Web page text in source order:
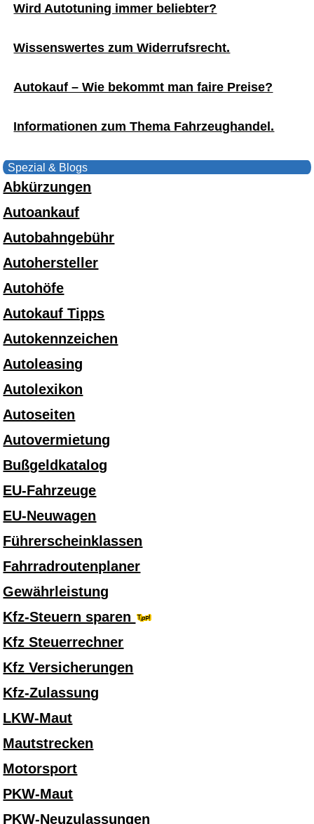
Wird Autotuning immer beliebter?
Wissenswertes zum Widerrufsrecht.
Autokauf – Wie bekommt man faire Preise?
Informationen zum Thema Fahrzeughandel.
Spezial & Blogs
Abkürzungen
Autoankauf
Autobahngebühr
Autohersteller
Autohöfe
Autokauf Tipps
Autokennzeichen
Autoleasing
Autolexikon
Autoseiten
Autovermietung
Bußgeldkatalog
EU-Fahrzeuge
EU-Neuwagen
Führerscheinklassen
Fahrradroutenplaner
Gewährleistung
Kfz-Steuern sparen
Kfz Steuerrechner
Kfz Versicherungen
Kfz-Zulassung
LKW-Maut
Mautstrecken
Motorsport
PKW-Maut
PKW-Neuzulassungen